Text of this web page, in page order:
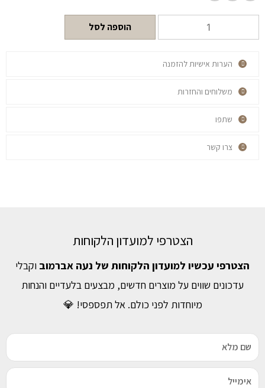
הוספה לסל
הערות אישיות להזמנה
משלוחים והחזרות
שתפו
צרו קשר
הצטרפי למועדון הלקוחות
הצטרפי עכשיו למועדון הלקוחות של נעה אברמוב וקבלי
עדכונים שווים על מוצרים חדשים, מבצעים בלעדיים והנחות
מיוחדות לפני כולם. אל תפספסי! 💎